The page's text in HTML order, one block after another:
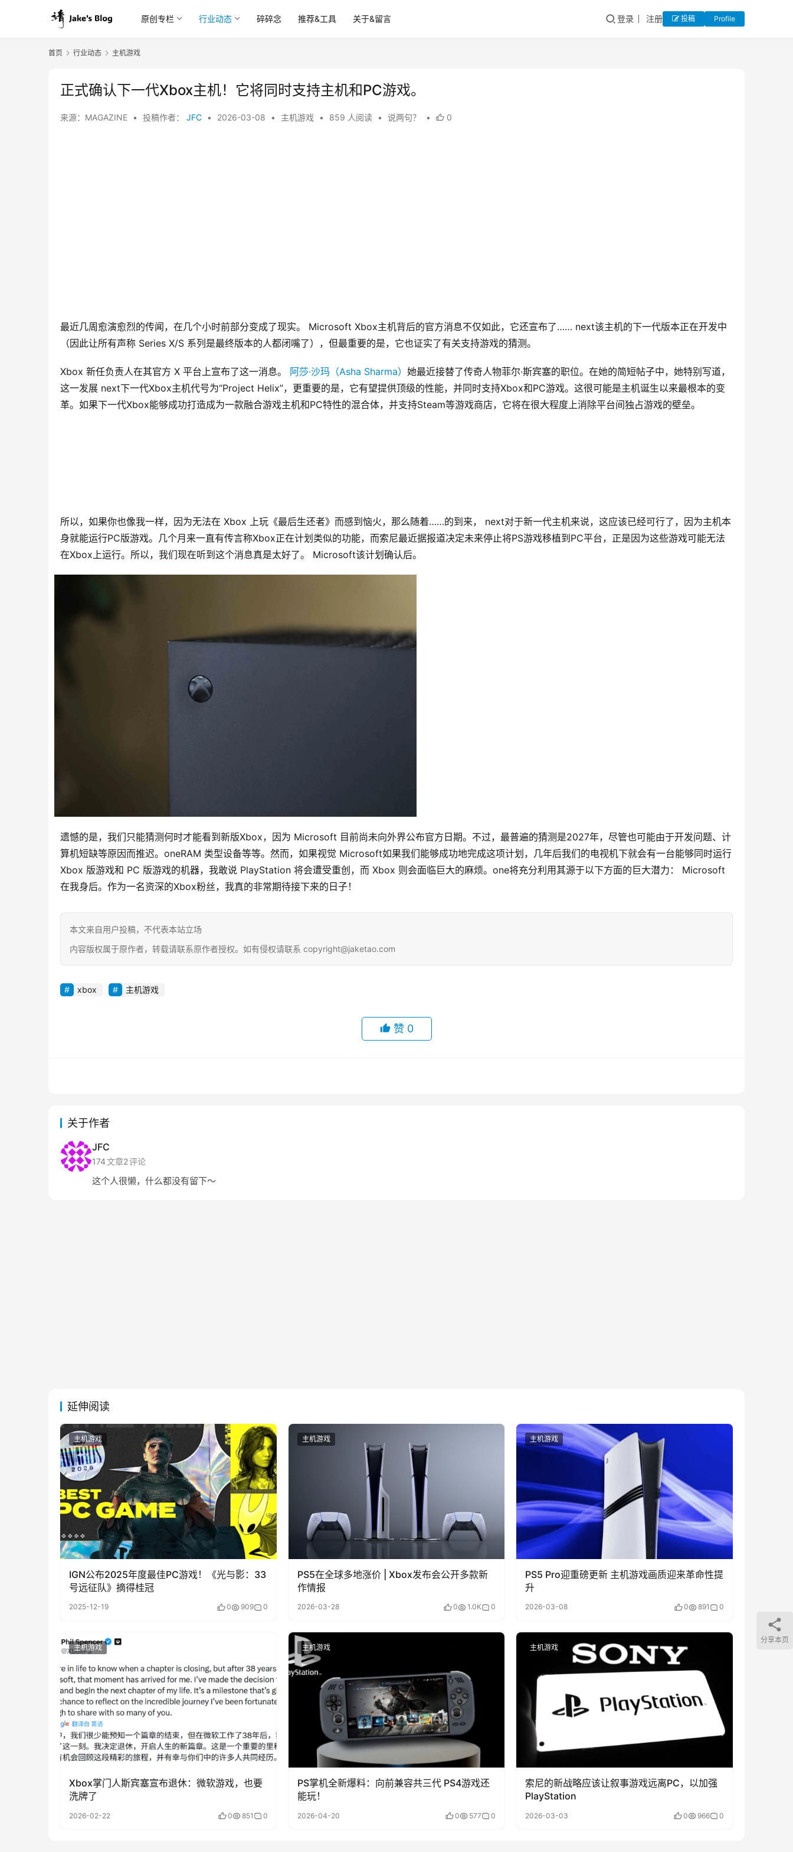
原创专栏 行业动态 碎碎念 推荐&工具 关于&留言 登录 注册 投稿 Profile
首页 行业动态 主机游戏
正式确认下一代Xbox主机！它将同时支持主机和PC游戏。
来源：MAGAZINE • 投稿作者： JFC • 2026-03-08 • 主机游戏 • 859 人阅读 • 说两句？ • 0
最近几周愈演愈烈的传闻，在几个小时前部分变成了现实。 Microsoft Xbox主机背后的官方消息不仅如此，它还宣布了…… next该主机的下一代版本正在开发中
（因此让所有声称 Series X/S 系列是最终版本的人都闭嘴了），但最重要的是，它也证实了有关支持游戏的猜测。
Xbox 新任负责人在其官方 X 平台上宣布了这一消息。 阿莎·沙玛（Asha Sharma） 她最近接替了传奇人物菲尔·斯宾塞的职位。在她的简短帖子中，她特别写道，
这一发展 next下一代Xbox主机代号为“Project Helix”，更重要的是，它有望提供顶级的性能，并同时支持Xbox和PC游戏。这很可能是主机诞生以来最根本的变
革。如果下一代Xbox能够成功打造成为一款融合游戏主机和PC特性的混合体，并支持Steam等游戏商店，它将在很大程度上消除平台间独占游戏的壁垒。
所以，如果你也像我一样，因为无法在 Xbox 上玩《最后生还者》而感到恼火，那么随着……的到来， next对于新一代主机来说，这应该已经可行了，因为主机本
身就能运行PC版游戏。几个月来一直有传言称Xbox正在计划类似的功能，而索尼最近据报道决定未来停止将PS游戏移植到PC平台，正是因为这些游戏可能无法
在Xbox上运行。所以，我们现在听到这个消息真是太好了。 Microsoft该计划确认后。
遗憾的是，我们只能猜测何时才能看到新版Xbox，因为 Microsoft 目前尚未向外界公布官方日期。不过，最普遍的猜测是2027年，尽管也可能由于开发问题、计
算机短缺等原因而推迟。oneRAM 类型设备等等。然而，如果视觉 Microsoft如果我们能够成功地完成这项计划，几年后我们的电视机下就会有一台能够同时运行
Xbox 版游戏和 PC 版游戏的机器，我敢说 PlayStation 将会遭受重创，而 Xbox 则会面临巨大的麻烦。one将充分利用其源于以下方面的巨大潜力： Microsoft
在我身后。作为一名资深的Xbox粉丝，我真的非常期待接下来的日子！
本文来自用户投稿，不代表本站立场
内容版权属于原作者，转载请联系原作者授权。如有侵权请联系 copyright@jaketao.com
xbox 主机游戏
赞 0
关于作者
JFC
174文章2评论
这个人很懒，什么都没有留下～
延伸阅读
主机游戏
IGN公布2025年度最佳PC游戏！《光与影：33
号远征队》摘得桂冠
2025-12-19 0 909 0
主机游戏
PS5在全球多地涨价 | Xbox发布会公开多款新
作情报
2026-03-28 0 1.0K 0
主机游戏
PS5 Pro迎重磅更新 主机游戏画质迎来革命性提
升
2026-03-08 0 891 0
主机游戏
Xbox掌门人斯宾塞宣布退休：微软游戏，也要
洗牌了
2026-02-22 0 851 0
主机游戏
PS掌机全新爆料：向前兼容共三代 PS4游戏还
能玩！
2026-04-20 0 577 0
主机游戏
索尼的新战略应该让叙事游戏远离PC，以加强
PlayStation
2026-03-03 0 966 0
分享本页